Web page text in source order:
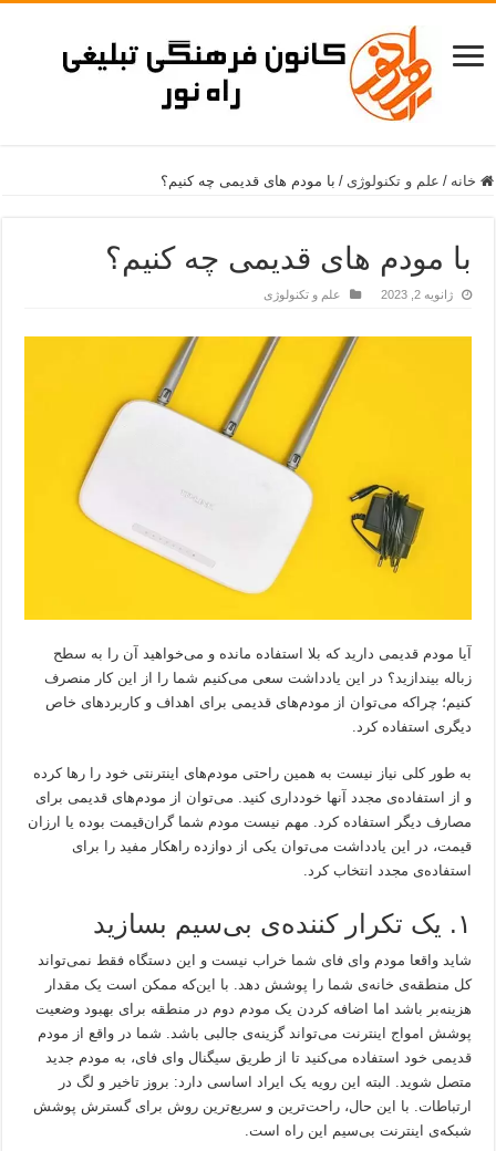
خانه / علم و تکنولوژی / با مودم های قدیمی چه کنیم؟
با مودم های قدیمی چه کنیم؟
ژانویه 2, 2023 علم و تکنولوژی
آیا مودم قدیمی دارید که بلا استفاده مانده و می‌خواهید آن را به سطح
زباله بیندازید؟ در این یادداشت سعی می‌کنیم شما را از این کار منصرف
کنیم؛ چراکه می‌توان از مودم‌های قدیمی برای اهداف و کاربردهای خاص
دیگری استفاده کرد.
به طور کلی نیاز نیست به همین راحتی مودم‌های اینترنتی خود را رها کرده
و از استفاده‌ی مجدد آنها خودداری کنید. می‌توان از مودم‌های قدیمی برای
مصارف دیگر استفاده کرد. مهم نیست مودم شما گران‌قیمت بوده یا ارزان
قیمت، در این یادداشت می‌توان یکی از دوازده راهکار مفید را برای
استفاده‌ی مجدد انتخاب کرد.
۱. یک تکرار کننده‌ی بی‌سیم بسازید
شاید واقعا مودم وای فای شما خراب نیست و این دستگاه فقط نمی‌تواند
کل منطقه‌ی خانه‌ی شما را پوشش دهد. با این‌که ممکن است یک مقدار
هزینه‌بر باشد اما اضافه کردن یک مودم دوم در منطقه برای بهبود وضعیت
پوشش امواج اینترنت می‌تواند گزینه‌ی جالبی باشد. شما در واقع از مودم
قدیمی خود استفاده می‌کنید تا از طریق سیگنال وای فای، به مودم جدید
متصل شوید. البته این رویه یک ایراد اساسی دارد: بروز تاخیر و لگ در
ارتباطات. با این حال، راحت‌ترین و سریع‌ترین روش برای گسترش پوشش
شبکه‌ی اینترنت بی‌سیم این راه است.